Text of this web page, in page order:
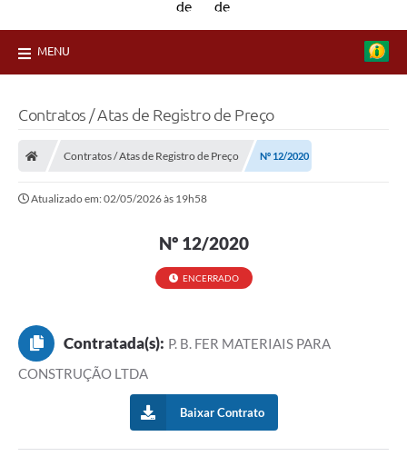
MENU
Contratos / Atas de Registro de Preço
Contratos / Atas de Registro de Preço Nº 12/2020
Atualizado em: 02/05/2026 às 19h58
Nº 12/2020
ENCERRADO
Contratada(s): P. B. FER MATERIAIS PARA
CONSTRUÇÃO LTDA
Baixar Contrato